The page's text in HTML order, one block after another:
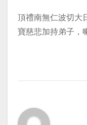
頂禮南無仁波切大
寶慈悲加持弟子，